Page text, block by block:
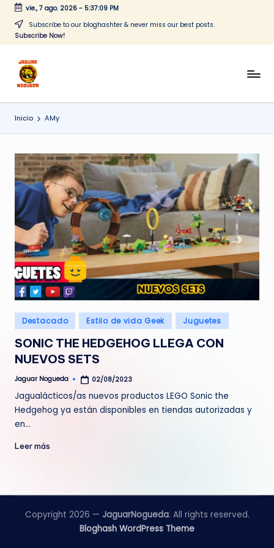
Saltar
vie., 7 ago. 2026- 5:37:10 PM
Subscribe to our bloghashter & never miss our best posts.
Subscribe Now!
J
a
g
a
r
N
o
g
u
e
d
a
CONTENIDO
Inicio AMy
Publicado
en
Destacado Estilo de vida Geek Juguetes
SONIC THE HEDGEHOG LLEGA CON
NUEVOS SETS
Publicado
Jaguar Nogueda 02/08/2023
Jagualácticos/as nuevos productos LEGO Sonic the
Hedgehog ya están disponibles en tiendas autorizadas y
en…
Leer más
Copyright 2026 — JaguarNogueda. All rights reserved.
Bloghash WordPress Theme